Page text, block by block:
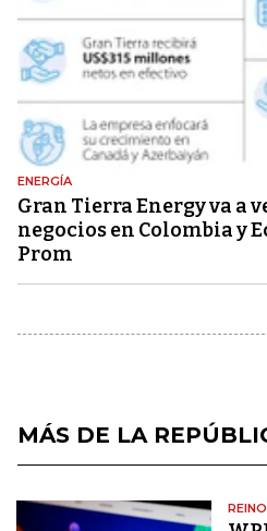
ENERGÍA
Gran Tierra Energy va a
negocios en Colombia y
Prom
MÁS DE LA